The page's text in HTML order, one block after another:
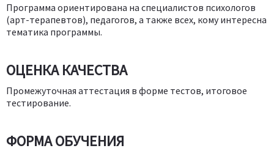
Программа ориентирована на специалистов психологов
(арт-терапевтов), педагогов, а также всех, кому интересна
тематика программы.
ОЦЕНКА КАЧЕСТВА
Промежуточная аттестация в форме тестов, итоговое
тестирование.
ФОРМА ОБУЧЕНИЯ